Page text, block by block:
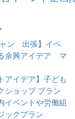
ャン 出張】イベ
余興アイデア マ
アイデア】子ども
ショップ プラン
イベントや労働組
ックプラン